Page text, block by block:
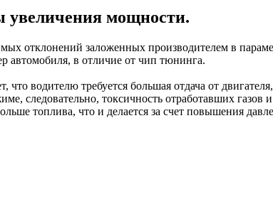
увеличения мощности.
отклонений заложенных производителем в
автомобиля, в отличие от чип тюнинга.
, что водителю требуется большая отдача от двигателя
, следовательно, токсичность отработавших газов и
топлива, что и делается за счет повышения